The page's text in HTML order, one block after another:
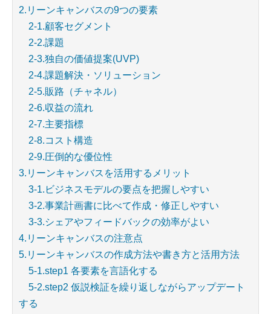
2.リーンキャンバスの9つの要素
2-1.顧客セグメント
2-2.課題
2-3.独自の価値提案(UVP)
2-4.課題解決・ソリューション
2-5.販路（チャネル）
2-6.収益の流れ
2-7.主要指標
2-8.コスト構造
2-9.圧倒的な優位性
3.リーンキャンバスを活用するメリット
3-1.ビジネスモデルの要点を把握しやすい
3-2.事業計画書に比べて作成・修正しやすい
3-3.シェアやフィードバックの効率がよい
4.リーンキャンバスの注意点
5.リーンキャンバスの作成方法や書き方と活用方法
5-1.step1 各要素を言語化する
5-2.step2 仮説検証を繰り返しながらアップデート
する